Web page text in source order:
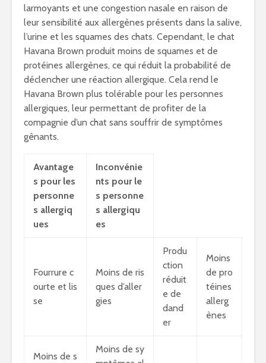
larmoyants et une congestion nasale en raison de
leur sensibilité aux allergènes présents dans la salive,
l’urine et les squames des chats. Cependant, le chat
Havana Brown produit moins de squames et de
protéines allergènes, ce qui réduit la probabilité de
déclencher une réaction allergique. Cela rend le
Havana Brown plus tolérable pour les personnes
allergiques, leur permettant de profiter de la
compagnie d’un chat sans souffrir de symptômes
gênants.
Avantage
s pour les
personne
s allergiq
ues
Inconvénie
nts pour le
s personne
s allergiqu
es
Fourrure c
ourte et lis
se
Moins de ris
ques d’aller
gies
Produ
ction
réduit
e de
dand
er
Moins
de pro
téines
allerg
ènes
Moins de s
Moins de sy